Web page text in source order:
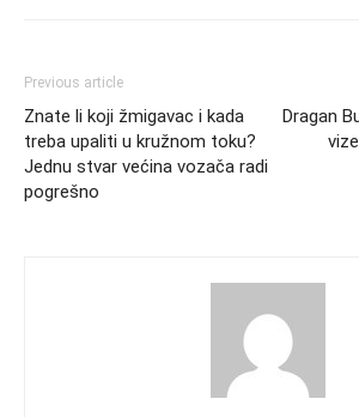
Previous article
Znate li koji žmigavac i kada
treba upaliti u kružnom toku?
Jednu stvar većina vozača radi
pogrešno
Dragan